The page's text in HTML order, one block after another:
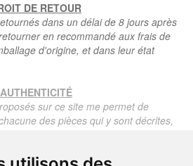
DE RETOUR
dans un délai de 8 jours après
en recommandé aux frais de
d'origine, et dans leur état
AUTHENTICITÉ
sur ce site me permet de
des pièces qui y sont décrites,
garantis d'époque et authentiques,
dans la description.
l'objet reprenant la description